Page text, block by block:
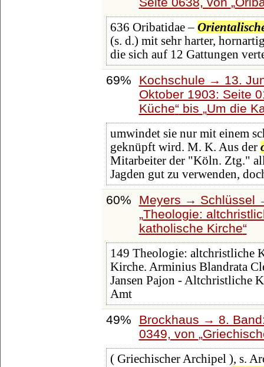
636 Oribatidae –
(s. d.) mit sehr harter,
die sich auf 12 Gattungen
69%
Kochschule → 13.
Oktober 1903: Seite
Küche bis Um die
umwindet sie nur mit einem
geknüpft wird. M. K. Aus der
Mitarbeiter der "Köln. Ztg."
Jagden gut zu verwenden,
60%
Meyers → Schlüssel
Theologie:
katholische Kirche
149 Theologie: altchristliche
Kirche. Arminius Blandrata
Jansen Pajon - Altchristliche
Amt
49%
Brockhaus → 8.
0349, von
( Griechischer Archipel ), s.